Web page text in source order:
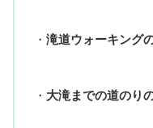
・ 滝道ウォーキング
・ 大滝までの道のり